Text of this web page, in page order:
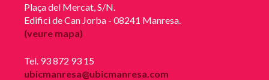
Plaça del Mercat, S/N.
Edifici de Can Jorba - 08241 Manresa.
(veure mapa)
Tel. 93 872 93 15
ubicmanresa@ubicmanresa.com